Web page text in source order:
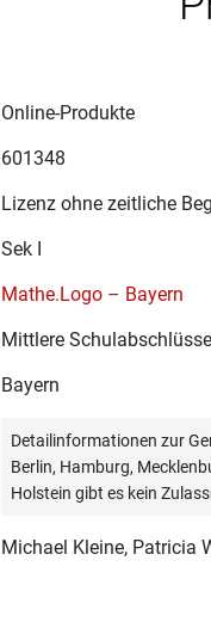
Online-Produkte
601348
Lizenz ohne zeitliche
Sek I
Mathe.Logo – Bayern
Mittlere Schulabschlüsse
Bayern
Detailinformationen zur
Berlin, Hamburg,
Holstein gibt es kein
Michael Kleine, Patricia